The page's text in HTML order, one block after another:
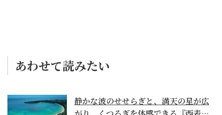
あわせて読みたい
静かな波のせせらぎと、満天の星が広